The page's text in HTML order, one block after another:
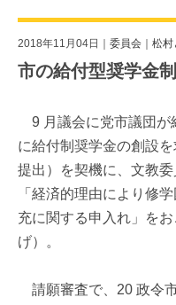
2018年11月04日｜ 委員会 松村
市の給付型奨学金
9 月議会に党市議団が
に給付制奨学金の創設
提出）を契機に、文教委
「経済的理由により修
充に関する申入れ」を
げ）。
請願審査で、20 政令